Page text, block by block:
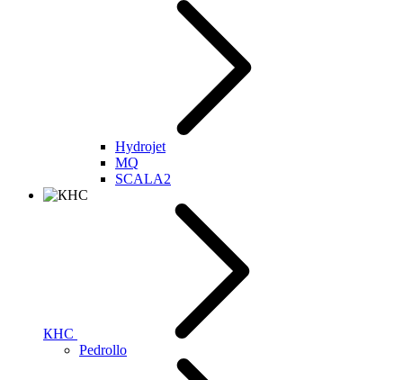
Hydrojet
MQ
SCALA2
КНС
Pedrollo